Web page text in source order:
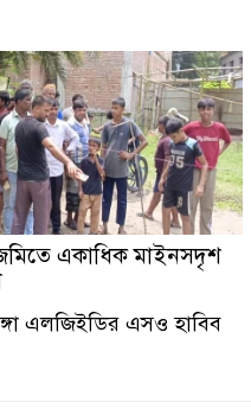
একাধিক মাইনসদৃশ
এলজিইডির এসও হাবিব